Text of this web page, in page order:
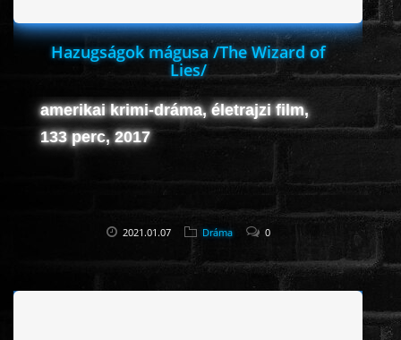
Hazugságok mágusa /The Wizard of
Lies/
amerikai krimi-dráma, életrajzi film,
133 perc, 2017
2021.01.07 Dráma 0